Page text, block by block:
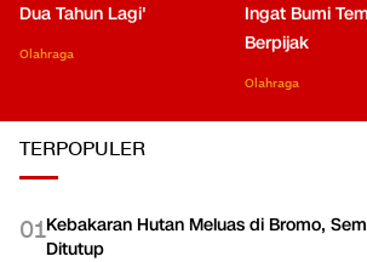
Dua Tahun Lagi'
Olahraga
Ingat Bumi
Berpijak
Olahraga
TERPOPULER
01Kebakaran Hutan Meluas di Bromo,
Ditutup